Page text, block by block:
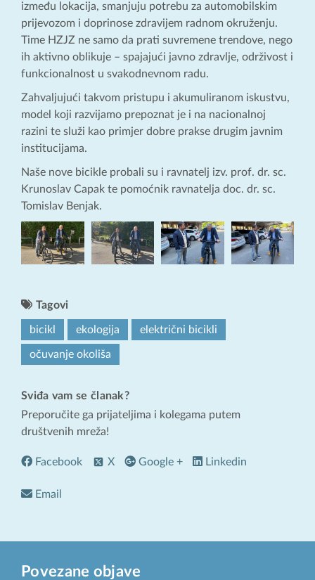
između lokacija, smanjuju potrebu za automobilskim
prijevozom i doprinose zdravijem radnom okruženju.
Time HZJZ ne samo da prati suvremene trendove, nego
ih aktivno oblikuje – spajajući javno zdravlje, održivost i
funkcionalnost u svakodnevnom radu.
Zahvaljujući takvom pristupu i akumuliranom iskustvu,
model koji razvijamo prepoznat je i na nacionalnoj
razini te služi kao primjer dobre prakse drugim javnim
institucijama.
Naše nove bicikle probali su i ravnatelj izv. prof. dr. sc.
Krunoslav Capak te pomoćnik ravnatelja doc. dr. sc.
Tomislav Benjak.
Tagovi
bicikl ekologija električni bicikli
očuvanje okoliša
Sviđa vam se članak?
Preporučite ga prijateljima i kolegama putem
društvenih mreža!
Facebook X Google + Linkedin
Email
Povezane objave